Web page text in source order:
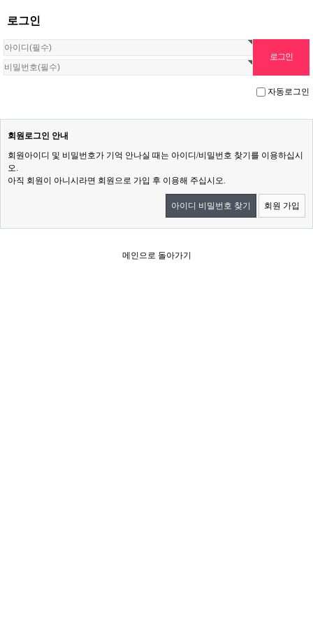
로그인
자동로그인
회원로그인 안내
회원아이디 및 비밀번호가 기억 안나실 때는 아이디/비밀번호 찾기를 이용하십시
오.
아직 회원이 아니시라면 회원으로 가입 후 이용해 주십시오.
아이디 비밀번호 찾기 회원 가입
메인으로 돌아가기